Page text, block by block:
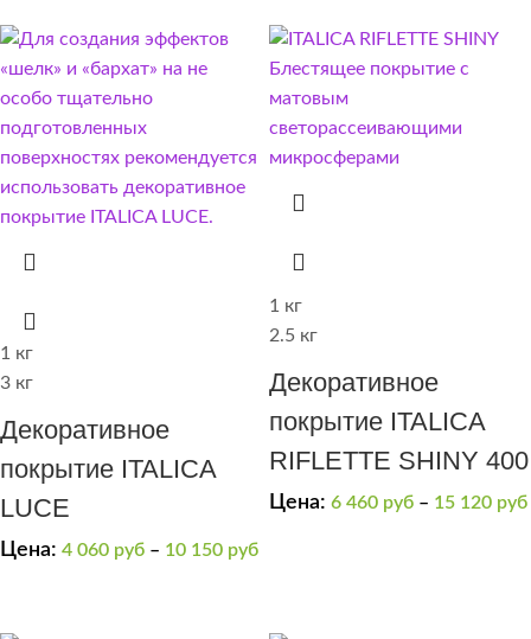
1 кг
3 кг
Декоративное
покрытие ITALICA
LUCE
Цена: 4 060 руб – 10 150 руб
1 кг
2.5 кг
Декоративное
покрытие ITALICA
RIFLETTE SHINY 400
Цена: 6 460 руб – 15 120 руб